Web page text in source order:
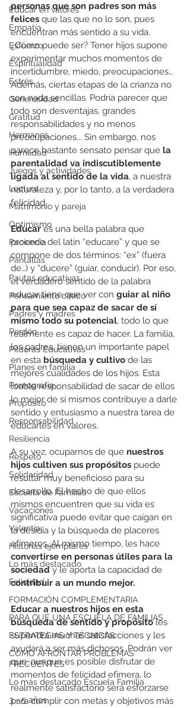
Educar en valores
Empatía
Esfuerzo
Espiritualidad
Estrés
Generosidad
Gratitud
Hermanos
Humildad
Juegos y actividades
Lectura
Matrimonio y pareja
Optimismo
Paciencia
Pantallas
Pautas educativas
Pensamiento crítico
Padres y madres
Perdón
Píldoras Educativas
Planes en familia
Pornografía
Propósito
Responsabilidad
Resiliencia
Respeto
Solidaridad
Escuela de Familias
Vacaciones
Valentía
Historias ejemplares
Lo más destacado
Felicidad
FORMACIÓN COMPLEMENTARIA
PARA QUÉ UNA ESCUELA DE FAMILIAS
ESTRATEGIAS Y TÉCNICAS
CÓMO AFRONTAR PROBLEMAS
FRECUENTES
Lo más destacado Escuela Familia
3 - 5 años
personas que son padres son más
felices que las que no lo son, pues
encuentran más sentido a su vida.
¿Cómo puede ser? Tener hijos supone
experimentar muchos momentos de
incertidumbre, miedo, preocupaciones…
Además, ciertas etapas de la crianza no
son nada sencillas. Podría parecer que
todo son desventajas, grandes
responsabilidades y no menos
preocupaciones... Sin embargo, nos
parece bastante sensato pensar que la
parentalidad va indiscutiblemente
ligada al sentido de la vida, a nuestra
naturaleza y, por lo tanto, a la verdadera
felicidad.
Educar es una bella palabra que
procede del latín “educare” y que se
compone de dos términos: “ex” (fuera
de…) y “ducere” (guiar, conducir). Por eso,
el verdadero sentido de la palabra
educar tiene que ver con guiar al niño
para que sea capaz de sacar de sí
mismo todo su potencial, todo lo que
realmente es capaz de hacer. La familia,
los padres, tienen un importante papel
en esta búsqueda y cultivo de las
mejores cualidades de los hijos. Esta
loable responsabilidad de sacar de ellos
lo mejor de sí mismos contribuye a darle
sentido y entusiasmo a nuestra tarea de
educarles en valores.
A su vez, ocuparnos de que nuestros
hijos cultiven sus propósitos puede
resultar muy beneficioso para su
desarrollo. El hecho de que ellos
mismos encuentren que su vida es
significativa puede evitar que caigan en
la desidia y la búsqueda de placeres
efímeros. Al mismo tiempo, les hace
convertirse en personas útiles para la
sociedad y le aporta la capacidad de
contribuir a un mundo mejor.
Educar a nuestros hijos en esta
búsqueda de sentido y propósito les
supondrá muchas satisfacciones y les
ayudará a ser más dichosos. Podrán ver
que, aunque es posible disfrutar de
momentos de felicidad efímera, lo
realmente satisfactorio será esforzarse
para cumplir con metas y objetivos más